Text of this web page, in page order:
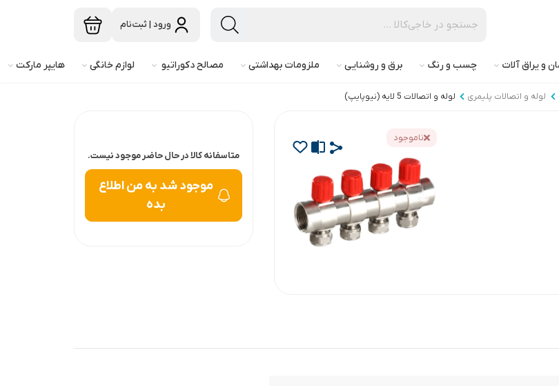
ورود | ثبت‌نام
و یراق آلات چسب و رنگ برق و روشنایی ملزومات بهداشتی مصالح دکوراتیو لوازم خانگی هایپر مارکت
لوله و اتصالات پلیمری لوله و اتصالات 5 لایه (نیوپایپ)
ناموجود
متاسفانه کالا در حال حاضر موجود نیست.
موجود شد به من اطلاع
بده